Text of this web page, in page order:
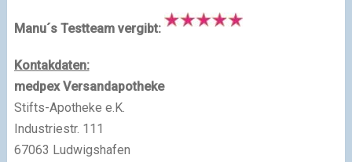
Manu´s Testteam vergibt:
Kontakdaten:
medpex Versandapotheke
Stifts-Apotheke e.K.
Industriestr. 111
67063 Ludwigshafen